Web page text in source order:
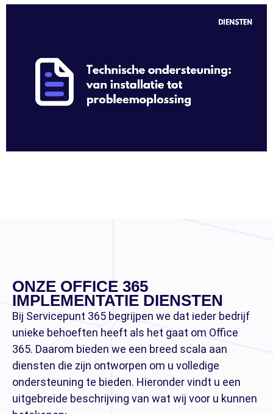
ONZE OFFICE 365
IMPLEMENTATIE DIENSTEN
Bij Servicepunt 365 begrijpen we dat ieder bedrijf
unieke behoeften heeft als het gaat om Office
365. Daarom bieden we een breed scala aan
diensten die zijn ontworpen om u volledige
ondersteuning te bieden. Hieronder vindt u een
uitgebreide beschrijving van wat wij voor u kunnen